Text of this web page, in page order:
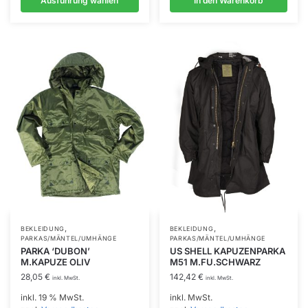
Optionen
Produktseite
gewählt
werden
BEKLEIDUNG
PARKAS/MÄNTEL/UMHÄNGE
PARKA ‘DUBON’
M.KAPUZE OLIV
28,05 € inkl. MwSt.
inkl. 19 % MwSt.
BEKLEIDUNG
PARKAS/MÄNTEL/UMHÄNGE
US SHELL KAPUZENPARKA
M51 M.FU.SCHWARZ
142,42 € inkl. MwSt.
inkl. MwSt.
Dieses
Produkt
weist
mehrere
Varianten